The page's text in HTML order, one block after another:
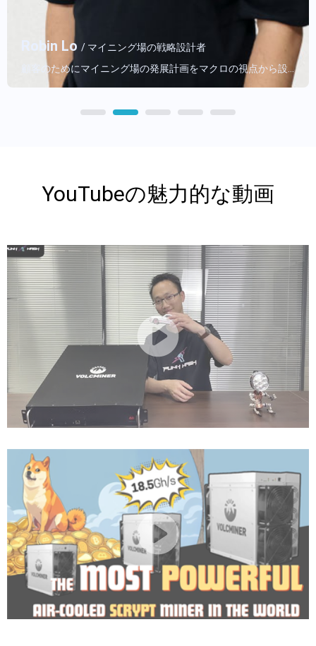
/ マイニング機器の販売専門家
YouTubeの魅力的な動画